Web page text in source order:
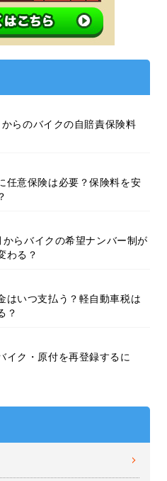
らのバイクの自賠責保険料
任意保険は必要？保険料を安
らバイクの希望ナンバー制が
わる？
はいつ支払う？軽自動車税は
？
イク・原付を再登録するに